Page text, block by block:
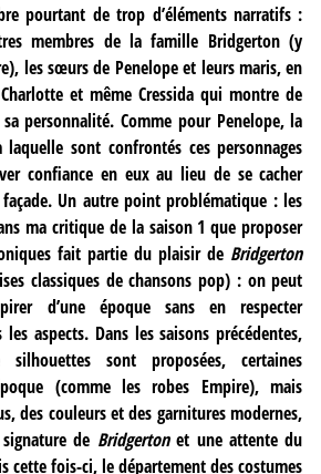
pourtant de trop d’éléments narratifs :
membres de la famille Bridgerton (y
les sœurs de Penelope et leurs maris, en
et même Cressida qui montre de
personnalité. Comme pour Penelope, la
sont confrontés ces personnages
confiance en eux au lieu de se cacher
Un autre point problématique : les
ma critique de la saison 1 que proposer
fait partie du plaisir de Bridgerton
classiques de chansons pop) : on peut
d’une époque sans en respecter
aspects. Dans les saisons précédentes,
sont proposées, certaines
(comme les robes Empire), mais
des couleurs et des garnitures modernes,
de Bridgertonet une attente du
cette fois-ci, le département des costumes